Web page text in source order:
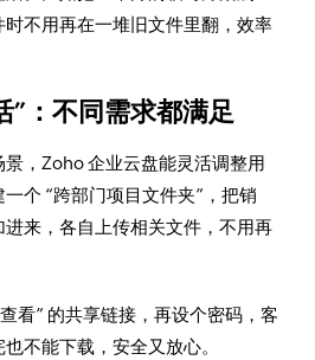
不用再在一堆旧文件里翻，效率
”：不同需求都满足
，Zoho 企业云盘能灵活调整用
个 “跨部门项目文件夹”，把销
来，各自上传相关文件，不用再
看” 的共享链接，再设个密码，客
不能下载，安全又放心。